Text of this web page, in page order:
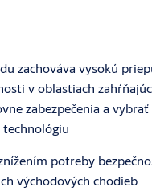
zachováva vysokú
v oblastiach
zabezpečenia a
potreby
východových chodieb